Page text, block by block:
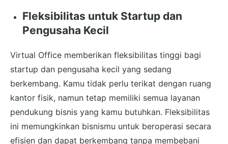
Fleksibilitas untuk Startup dan
Pengusaha Kecil
Virtual Office memberikan fleksibilitas tinggi bagi
startup dan pengusaha kecil yang sedang
berkembang. Kamu tidak perlu terikat dengan ruang
kantor fisik, namun tetap memiliki semua layanan
pendukung bisnis yang kamu butuhkan. Fleksibilitas
ini memungkinkan bisnismu untuk beroperasi secara
efisien dan dapat berkembang tanpa membebani